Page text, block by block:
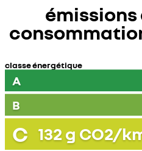
émissions
classe énergétique
A
B
C 132 g CO2/